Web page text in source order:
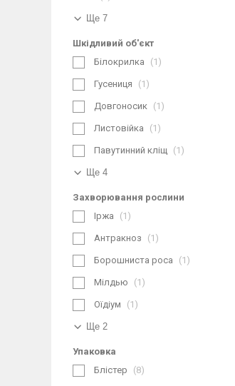
Ще 7
Шкідливий об'єкт
Білокрилка
1
Гусениця 1
Довгоносик 1
Листовійка 1
Павутинний кліщ 1
Ще 4
Захворювання рослини
Іржа
1
Антракноз 1
Борошниста роса 1
Мілдью 1
Оїдіум 1
Ще 2
Упаковка
Блістер
8